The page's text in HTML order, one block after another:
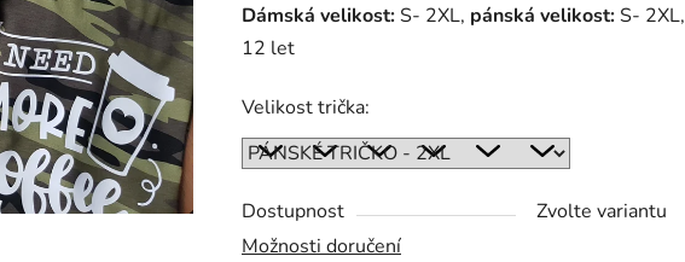
Dámská velikost:S- 2XL, pánská velikost:S- 2XL,
12 let
Velikost trička:
Dostupnost
Zvolte variantu
Možnosti doručení